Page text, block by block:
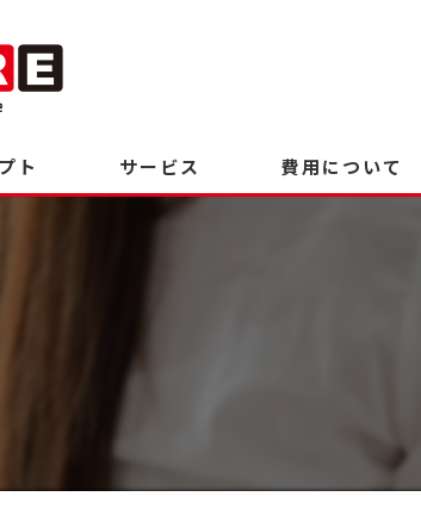
ト サービス 費用について